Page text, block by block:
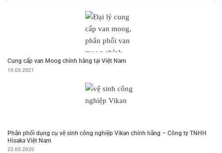
Cung cấp van Moog chính hãng tại Việt Nam
10.03.2021
Phân phối dụng cụ vệ sinh công nghiệp Vikan chính hãng – Công ty TNHH
Hisaka Việt Nam
22.05.2020